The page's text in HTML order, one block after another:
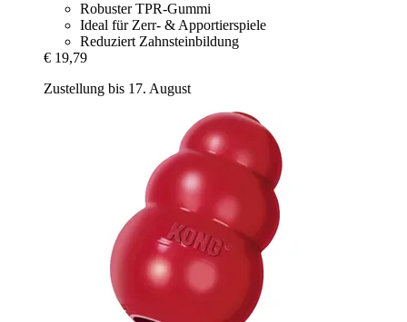
Robuster TPR-Gummi
Ideal für Zerr- & Apportierspiele
Reduziert Zahnsteinbildung
€ 19,79
Zustellung bis 17. August